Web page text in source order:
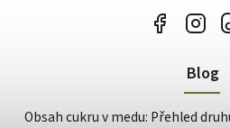
Blog
Obsah cukru v medu: Přehled